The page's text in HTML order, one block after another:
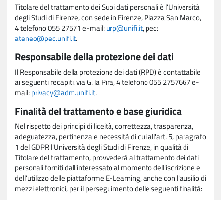
Titolare del trattamento dei Suoi dati personali è l'Università
degli Studi di Firenze, con sede in Firenze, Piazza San Marco,
4 telefono 055 27571 e-mail:urp@unifi.it, pec:
ateneo@pec.unifi.it.
Responsabile della protezione dei dati
Il Responsabile della protezione dei dati (RPD) è contattabile
ai seguenti recapiti, via G. la Pira, 4 telefono 055 2757667 e-
mail:privacy@adm.unifi.it.
Finalità del trattamento e base giuridica
Nel rispetto dei principi di liceità, correttezza, trasparenza,
adeguatezza, pertinenza e necessità di cui all'art. 5, paragrafo
1 del GDPR l'Università degli Studi di Firenze, in qualità di
Titolare del trattamento, provvederà al trattamento dei dati
personali forniti dall'interessato al momento dell'iscrizione e
dell'utilizzo delle piattaforme E-Learning, anche con l'ausilio di
mezzi elettronici, per il perseguimento delle seguenti finalità: